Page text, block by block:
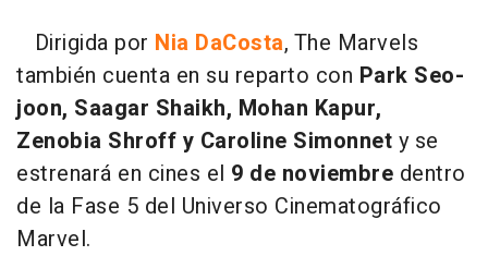
Dirigida por Nia DaCosta, The Marvels
también cuenta en su reparto con Park Seo-
joon, Saagar Shaikh, Mohan Kapur,
Zenobia Shroff y Caroline Simonnet y se
estrenará en cines el 9 de noviembre dentro
de la Fase 5 del Universo Cinematográfico
Marvel.